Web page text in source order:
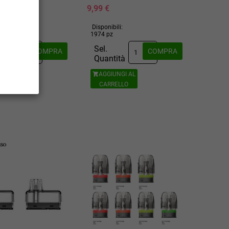
COMPRA
9,99 €
Disponibili:
1974 pz
Sel.
Quantità
AGGIUNGI AL
CARRELLO
COMPRA